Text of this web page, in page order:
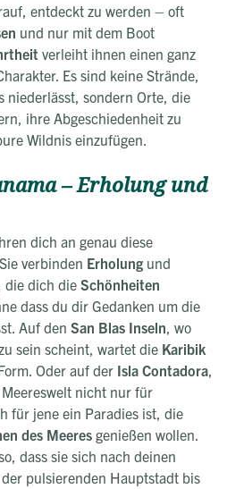
entdeckt zu werden – oft
und nur mit dem Boot
verleiht ihnen einen ganz
Es sind keine Strände,
niederlässt, sondern Orte, die
ihre Abgeschiedenheit zu
Wildnis einzufügen.
– Erholung und
dich an genau diese
verbinden Erholung und
die dich dieSchönheiten
dass du dir Gedanken um die
Auf den San Blas Inseln, wo
sein scheint, wartet die Karibik
Oder auf der Isla Contadora,
nicht nur für
für jene ein Paradies ist, die
des Meeres genießen wollen.
dass sie sich nach deinen
pulsierenden Hauptstadt bis